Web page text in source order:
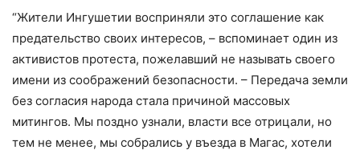
“Жители Ингушетии восприняли это соглашение как
предательство своих интересов, – вспоминает один из
активистов протеста, пожелавший не называть своего
имени из соображений безопасности. – Передача земли
без согласия народа стала причиной массовых
митингов. Мы поздно узнали, власти все отрицали, но
тем не менее, мы собрались у въезда в Магас, хотели